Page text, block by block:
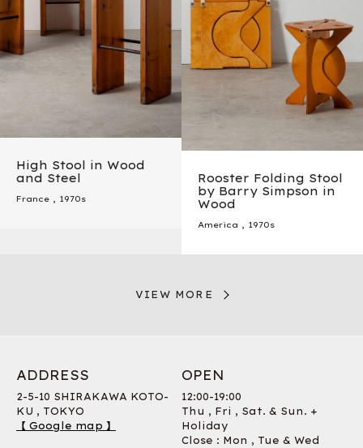
High Stool in Wood
and Steel
France , 1970s
Rooster Folding Stool
by Barry Simpson in
Wood
America , 1970s
VIEW MORE
ADDRESS
2-5-10 SHIRAKAWA KOTO-
KU , TOKYO
【 Google map 】
OPEN
12:00-19:00
Thu , Fri , Sat. & Sun. +
Holiday
Close : Mon , Tue & Wed